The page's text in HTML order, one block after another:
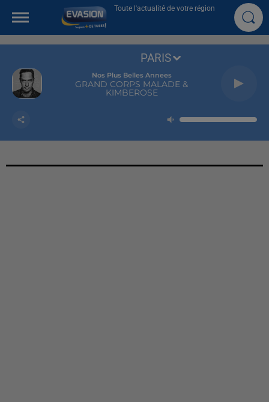
Toute l'actualité de votre région
Nos Plus Belles Annees
GRAND CORPS MALADE &
KIMBEROSE
PARIS